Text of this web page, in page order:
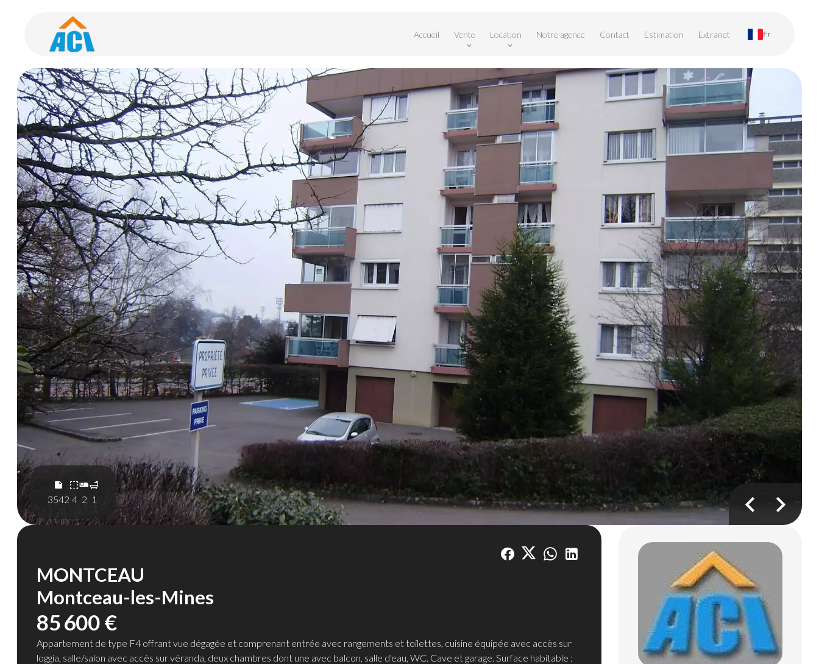
Accueil Vente Location Notre agence Contact Estimation Extranet Fr
3542 4 2 1
MONTCEAU
Montceau-les-Mines
85 600 €
Appartement de type F4 offrant vue dégagée et comprenant entrée avec rangements et toilettes, cuisine équipée avec accès sur
loggia, salle/salon avec accès sur véranda, deux chambres dont une avec balcon, salle d'eau, WC. Cave et garage. Surface habitable :